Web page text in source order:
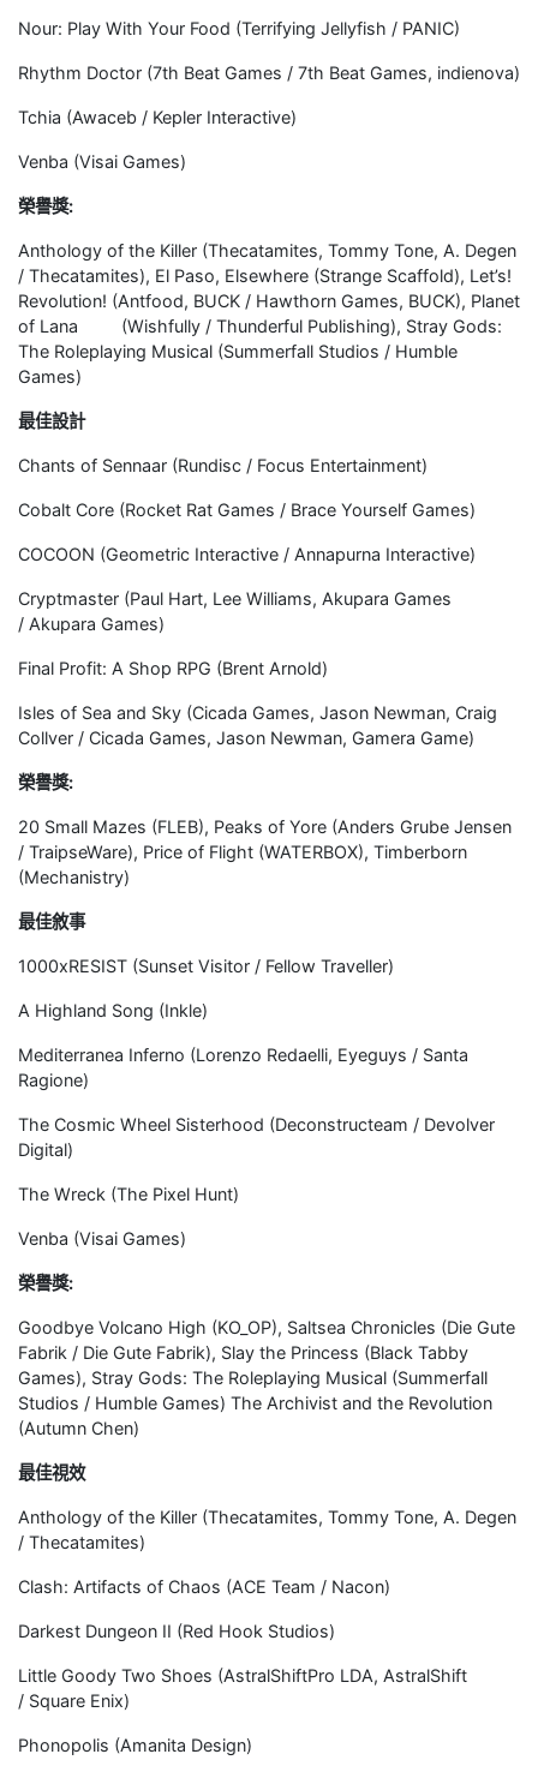
Nour: Play With Your Food (Terrifying Jellyfish / PANIC)
Rhythm Doctor (7th Beat Games / 7th Beat Games, indienova)
Tchia (Awaceb / Kepler Interactive)
Venba (Visai Games)
榮譽獎:
Anthology of the Killer (Thecatamites, Tommy Tone, A. Degen
/ Thecatamites), El Paso, Elsewhere (Strange Scaffold), Let’s!
Revolution! (Antfood, BUCK / Hawthorn Games, BUCK), Planet
of Lana (Wishfully / Thunderful Publishing), Stray Gods:
The Roleplaying Musical (Summerfall Studios / Humble
Games)
最佳設計
Chants of Sennaar (Rundisc / Focus Entertainment)
Cobalt Core (Rocket Rat Games / Brace Yourself Games)
COCOON (Geometric Interactive / Annapurna Interactive)
Cryptmaster (Paul Hart, Lee Williams, Akupara Games
/ Akupara Games)
Final Profit: A Shop RPG (Brent Arnold)
Isles of Sea and Sky (Cicada Games, Jason Newman, Craig
Collver / Cicada Games, Jason Newman, Gamera Game)
榮譽獎:
20 Small Mazes (FLEB), Peaks of Yore (Anders Grube Jensen
/ TraipseWare), Price of Flight (WATERBOX), Timberborn
(Mechanistry)
最佳敘事
1000xRESIST (Sunset Visitor / Fellow Traveller)
A Highland Song (Inkle)
Mediterranea Inferno (Lorenzo Redaelli, Eyeguys / Santa
Ragione)
The Cosmic Wheel Sisterhood (Deconstructeam / Devolver
Digital)
The Wreck (The Pixel Hunt)
Venba (Visai Games)
榮譽獎:
Goodbye Volcano High (KO_OP), Saltsea Chronicles (Die Gute
Fabrik / Die Gute Fabrik), Slay the Princess (Black Tabby
Games), Stray Gods: The Roleplaying Musical (Summerfall
Studios / Humble Games) The Archivist and the Revolution
(Autumn Chen)
最佳視效
Anthology of the Killer (Thecatamites, Tommy Tone, A. Degen
/ Thecatamites)
Clash: Artifacts of Chaos (ACE Team / Nacon)
Darkest Dungeon II (Red Hook Studios)
Little Goody Two Shoes (AstralShiftPro LDA, AstralShift
/ Square Enix)
Phonopolis (Amanita Design)